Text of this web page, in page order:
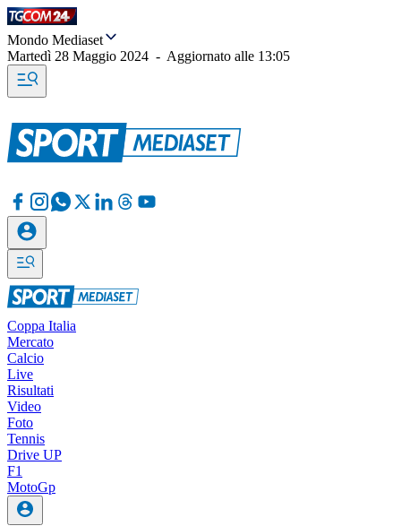
Mondo Mediaset
Martedì 28 Maggio 2024 - Aggiornato alle 13:05
Coppa Italia
Mercato
Calcio
Live
Risultati
Video
Foto
Tennis
Drive UP
F1
MotoGp